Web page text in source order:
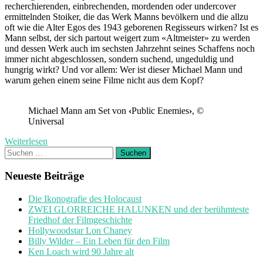
recherchierenden, einbrechenden, mordenden oder undercover
ermittelnden Stoiker, die das Werk Manns bevölkern und die allzu
oft wie die Alter Egos des 1943 geborenen Regisseurs wirken? Ist es
Mann selbst, der sich partout weigert zum «Altmeister» zu werden
und dessen Werk auch im sechsten Jahrzehnt seines Schaffens noch
immer nicht abgeschlossen, sondern suchend, ungeduldig und
hungrig wirkt? Und vor allem: Wer ist dieser Michael Mann und
warum gehen einem seine Filme nicht aus dem Kopf?
Michael Mann am Set von ‹Public Enemies›, ©
Universal
Weiterlesen
Suchen
nach:
Neueste Beiträge
Die Ikonografie des Holocaust
ZWEI GLORREICHE HALUNKEN und der berühmteste
Friedhof der Filmgeschichte
Hollywoodstar Lon Chaney
Billy Wilder – Ein Leben für den Film
Ken Loach wird 90 Jahre alt